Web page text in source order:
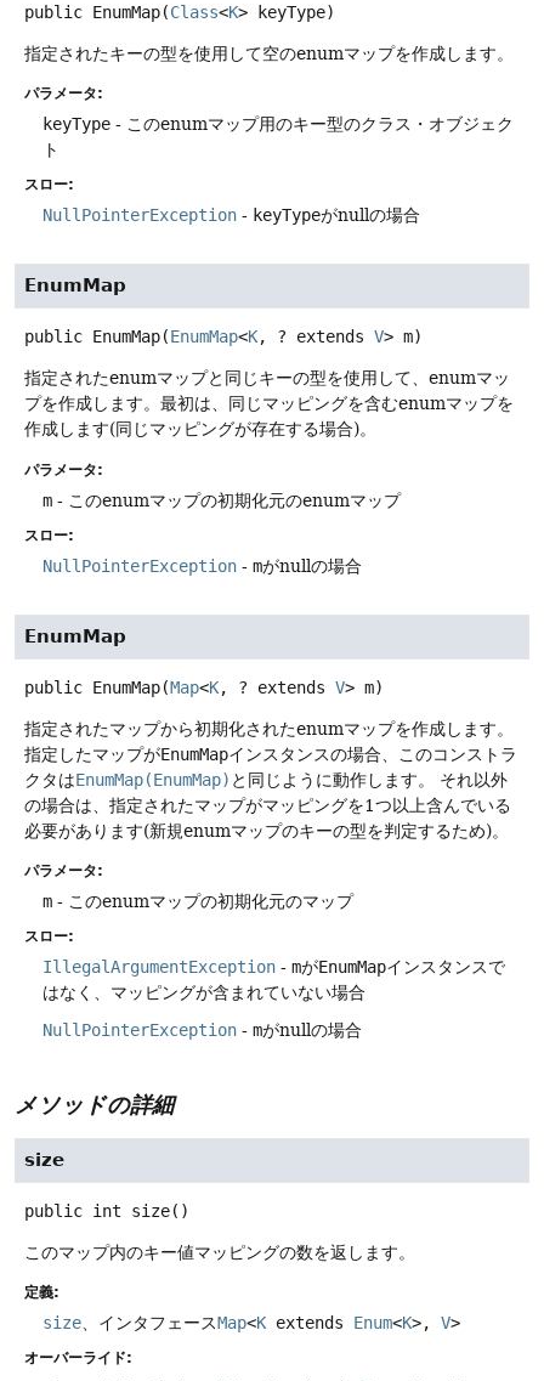
public EnumMap(Class<K> keyType)
指定されたキーの型を使用して空のenumマップを作成します。
パラメータ:
keyType - このenumマップ用のキー型のクラス・オブジェク
ト
スロー:
NullPointerException - keyTypeがnullの場合
EnumMap
public EnumMap(EnumMap<K, ? extends V> m)
指定されたenumマップと同じキーの型を使用して、enumマッ
プを作成します。最初は、同じマッピングを含むenumマップを
作成します(同じマッピングが存在する場合)。
パラメータ:
m - このenumマップの初期化元のenumマップ
スロー:
NullPointerException - mがnullの場合
EnumMap
public EnumMap(Map<K, ? extends V> m)
指定されたマップから初期化されたenumマップを作成します。
指定したマップがEnumMapインスタンスの場合、このコンストラ
クタはEnumMap(EnumMap) と同じように動作します。
それ以外
の場合は、指定されたマップがマッピングを1つ以上含んでいる
必要があります(新規enumマップのキーの型を判定するため)。
パラメータ:
m - このenumマップの初期化元のマップ
スロー:
IllegalArgumentException - mがEnumMapインスタンスで
はなく、マッピングが含まれていない場合
NullPointerException - mがnullの場合
メソッドの詳細
size
public int size()
このマップ内のキー値マッピングの数を返します。
定義:
size、インタフェースMap<K extends Enum<K>, V>
オーバーライド: